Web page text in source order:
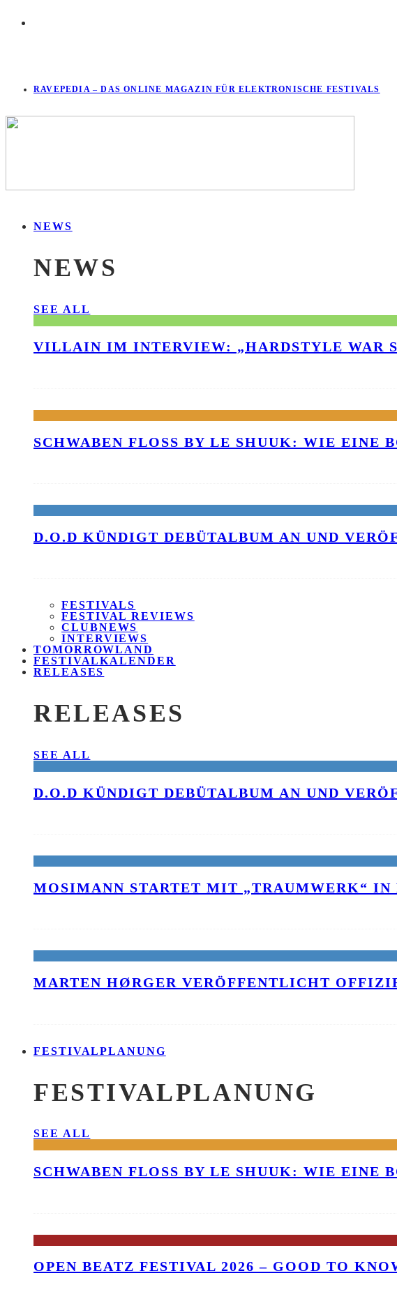
RAVEPEDIA – DAS ONLINE MAGAZIN FÜR ELEKTRONISCHE FESTIVALS
NEWS
NEWS
SEE ALL
VILLAIN IM INTERVIEW: „HARDSTYLE WAR
SCHWABEN FLOSS BY LE SHUUK: WIE EINE
D.O.D KÜNDIGT DEBÜTALBUM AN UND
FESTIVALS
FESTIVAL REVIEWS
CLUBNEWS
INTERVIEWS
TOMORROWLAND
FESTIVALKALENDER
RELEASES
RELEASES
SEE ALL
D.O.D KÜNDIGT DEBÜTALBUM AN UND
MOSIMANN STARTET MIT „TRAUMWERK“
MARTEN HØRGER VERÖFFENTLICHT
FESTIVALPLANUNG
FESTIVALPLANUNG
SEE ALL
SCHWABEN FLOSS BY LE SHUUK: WIE EINE
OPEN BEATZ FESTIVAL 2026 – GOOD TO